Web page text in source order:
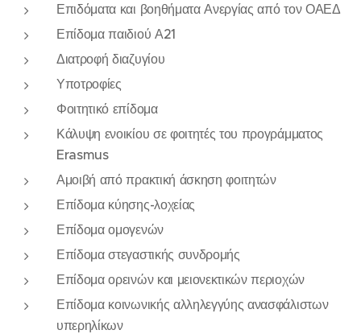
Επιδόματα και βοηθήματα Ανεργίας από τον ΟΑΕΔ
Επίδομα παιδιού Α21
Διατροφή διαζυγίου
Υποτροφίες
Φοιτητικό επίδομα
Κάλυψη ενοικίου σε φοιτητές του προγράμματος
Erasmus
Αμοιβή από πρακτική άσκηση φοιτητών
Επίδομα κύησης-λοχείας
Επίδομα ομογενών
Επίδομα στεγαστικής συνδρομής
Επίδομα ορεινών και μειονεκτικών περιοχών
Επίδομα κοινωνικής αλληλεγγύης ανασφάλιστων
υπερηλίκων